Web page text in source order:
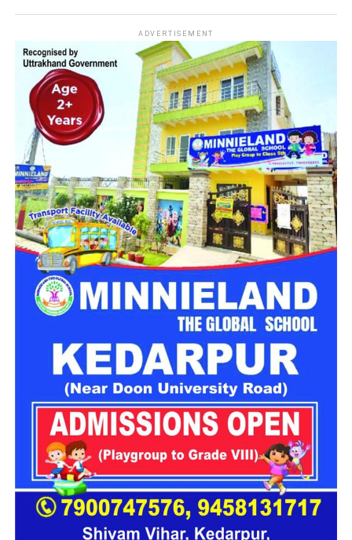
मौसम विज्ञान केंद्रने प्रदेश के कई हिस्सों में ऑरेंज अलर्ट जारी करते हुए
अगले दो दिनों तक भारी वर्षा, आकाशीय बिजली और फ्लैश फ्लड की आशंका
जताई है। लगातार हो रही बारिश के कारण कई सड़कों को नुकसान पहुंचा
है।
चारधाम यात्रा को दो दिन के लिए किया
स्थगित
चारधाम यात्रा मार्ग पर विभिन्न स्थानों पर भूस्खलन होने से आवाजाही
प्रभावित हुई है। इन्हीं परिस्थितियों को देखते हुए गढ़वाल आयुक्त आनंद
स्वरूप ने 28 और 29 जुलाई को यात्रा स्थगित करने के निर्देश जारी किए
हैं। प्रशासन का कहना है कि मौसम की स्थिति सामान्य होने और मार्ग पूरी
तरह सुरक्षित होने के बाद ही यात्रा दोबारा शुरू करने पर फैसला लिया
जाएगा।
लगातार हो रही बारिश ने बढ़ाई परेशानी
राज्य के कई जिलों में बारिश का प्रभाव लगातार बना हुआ है। मौसम विभाग
के अनुसार उत्तरकाशी, देहरादून, टिहरी, रुद्रप्रयाग, चमोली, ऊधम सिंह
नगर, बागेश्वर, पिथौरागढ़ और नैनीताल में भारी से बहुत भारी वर्षा होने की
संभावना है। इसके अलावा कुछ क्षेत्रों में तेज गर्जना, बिजली गिरने और
अचानक बाढ़ जैसी परिस्थितियां भी बन सकती हैं।
ADVERTISEMENT